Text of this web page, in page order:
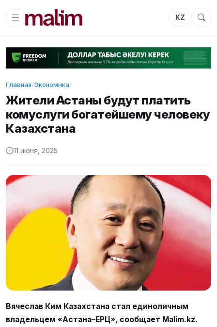
KZ
Главная/Экономика/
Жители Астаны будут платить
комуслуги богатейшему человеку
Казахстана
11 июня, 2025
Вячеслав Ким Казахстана стал единоличным
владельцем «Астана–ЕРЦ», сообщает Malim.kz.